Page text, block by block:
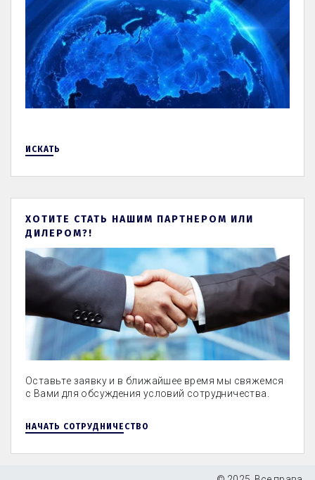
ИСКАТЬ
ХОТИТЕ СТАТЬ НАШИМ ПАРТНЕРОМ ИЛИ
ДИЛЕРОМ?!
Оставьте заявку и в ближайшее время мы свяжемся
с Вами для обсуждения условий сотрудничества.
НАЧАТЬ СОТРУДНИЧЕСТВО